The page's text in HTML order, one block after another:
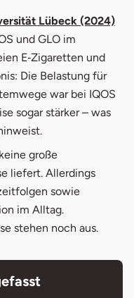
Lübeck (2024)
und GLO im
E‑Zigaretten und
Die Belastung für
war bei IQOS
sogar stärker – was
große
liefert. Allerdings
sowie
im Alltag.
stehen noch aus.